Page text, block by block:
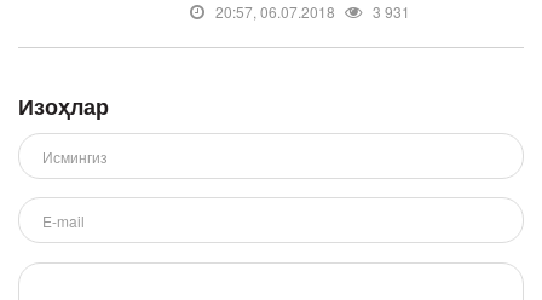
20:57, 06.07.2018 3 931
Изоҳлар